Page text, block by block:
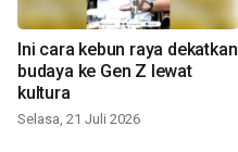
Ini cara kebun raya dekatkan
budaya ke Gen Z lewat
kultura
Selasa, 21 Juli 2026